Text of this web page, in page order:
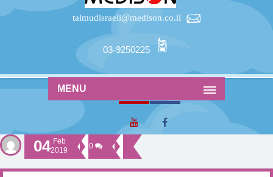
talmudisraeli@medison.co.il
03-9250225
MENU
04 Feb
2019
0